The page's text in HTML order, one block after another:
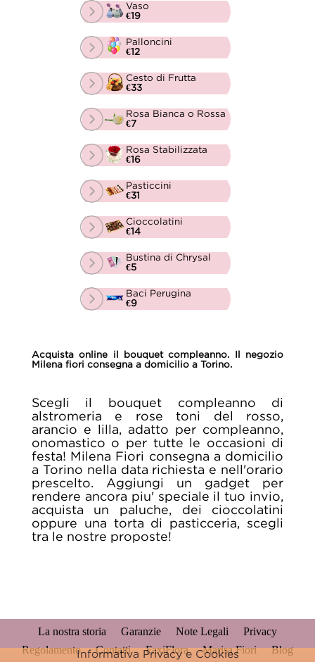
Vaso
€19
Palloncini
€12
Cesto di Frutta
€33
Rosa Bianca o Rossa
€7
Rosa Stabilizzata
€16
Pasticcini
€31
Cioccolatini
€14
Bustina di Chrysal
€5
Baci Perugina
€9
Acquista online il bouquet compleanno. Il negozio
Milena fiori consegna a domicilio a Torino.
Scegli il bouquet compleanno di
alstromeria e rose toni del rosso,
arancio e lilla, adatto per compleanno,
onomastico o per tutte le occasioni di
festa! Milena Fiori consegna a domicilio
a Torino nella data richiesta e nell'orario
prescelto. Aggiungi un gadget per
rendere ancora piu' speciale il tuo invio,
acquista un paluche, dei cioccolatini
oppure una torta di pasticceria, scegli
tra le nostre proposte!
La nostra storia Garanzie Note Legali
Privacy
Regolamento
Contatti FaxiFlora Marisa Fiori Blog
Informativa Privacy e Cookies